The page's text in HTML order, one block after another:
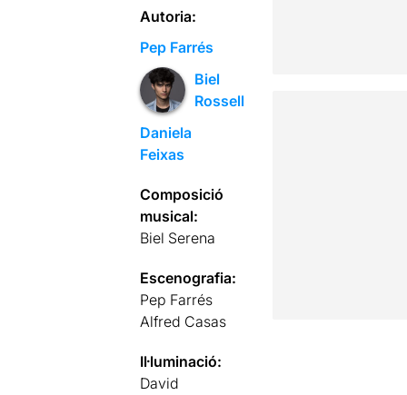
Autoria:
Pep Farrés
Biel
Rossell
Daniela
Feixas
Composició
musical:
Biel Serena
Escenografia:
Pep Farrés
Alfred Casas
Il·luminació:
David